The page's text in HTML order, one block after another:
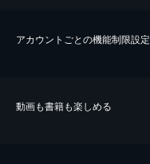
アカウントごとの機能制限設定
動画も書籍も楽しめる